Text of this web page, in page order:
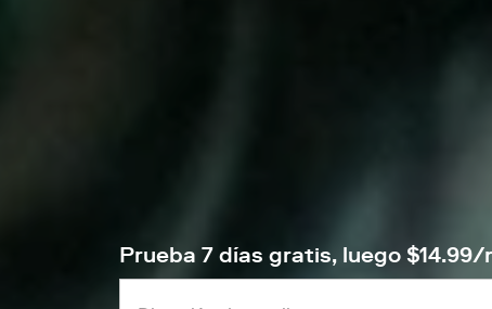
Prueba 7 días gratis, luego $14.99/